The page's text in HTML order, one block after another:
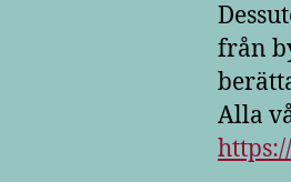
från
Alla